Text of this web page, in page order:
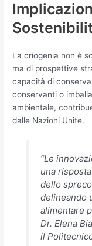
La criogenia non è
ma di prospettive
capacità di
conservanti o
ambientale,
dalle Nazioni Unite.
“Le
una
dello
delineando
alimentare
Dr. Elena
il